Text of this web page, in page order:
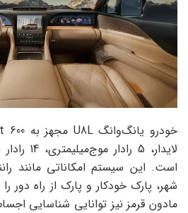
است. این سیستم امکاناتی مانند
شهر، پارک خودکار و پارک از راه دور